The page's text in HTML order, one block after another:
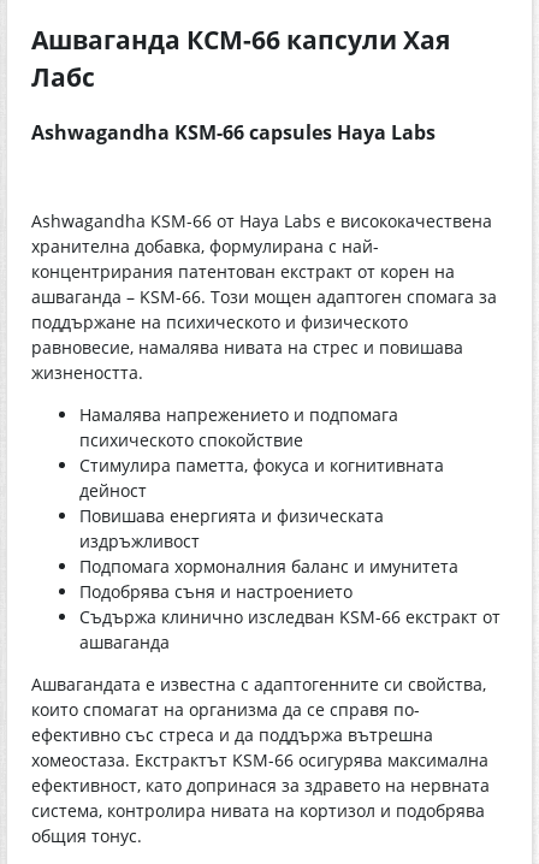
Ашваганда КСМ-66 капсули Хая
Лабс
Ashwagandha KSM-66 capsules Haya Labs
Ashwagandha KSM-66 от Haya Labs е висококачествена
хранителна добавка, формулирана с най-
концентрирания патентован екстракт от корен на
ашваганда – KSM-66. Този мощен адаптоген спомага за
поддържане на психическото и физическото
равновесие, намалява нивата на стрес и повишава
жизнеността.
Намалява напрежението и подпомага
психическото спокойствие
Стимулира паметта, фокуса и когнитивната
дейност
Повишава енергията и физическата
издръжливост
Подпомага хормоналния баланс и имунитета
Подобрява съня и настроението
Съдържа клинично изследван KSM-66 екстракт от
ашваганда
Ашвагандата е известна с адаптогенните си свойства,
които спомагат на организма да се справя по-
ефективно със стреса и да поддържа вътрешна
хомеостаза. Екстрактът KSM-66 осигурява максимална
ефективност, като допринася за здравето на нервната
система, контролира нивата на кортизол и подобрява
общия тонус.